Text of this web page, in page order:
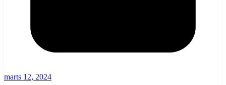
marts 12, 2024